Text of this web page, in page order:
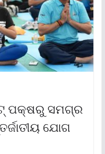
ପକ୍ଷରୁ ସମଗ୍ର
ଯୋଗ